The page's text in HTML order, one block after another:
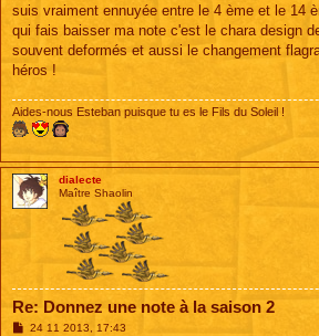
a
g
suis vraiment ennuyée entre le 4 ème et le 14
qui fais baisser ma note c'est le chara design
souvent deformés et aussi le changement
héros !
Aides-nous Esteban puisque tu es le Fils du Soleil !
dialecte
Maître Shaolin
Re: Donnez une note à la saison 2
M24 11 2013, 17:43